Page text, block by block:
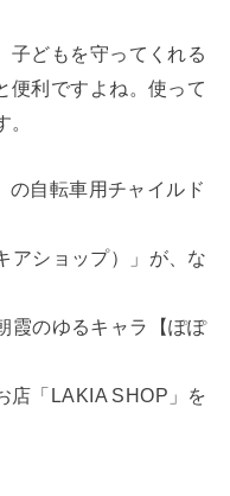
子どもを守ってくれる
便利ですよね。使って
の自転車用チャイルド
アショップ）」が、な
霞のゆるキャラ【ぽぽ
店「LAKIA SHOP」を